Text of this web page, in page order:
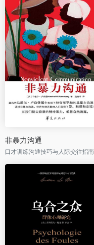
非暴力沟通